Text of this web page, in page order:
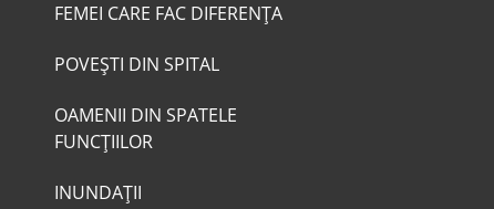
FEMEI CARE FAC DIFERENȚA
POVEŞTI DIN SPITAL
OAMENII DIN SPATELE
FUNCŢIILOR
INUNDAŢII